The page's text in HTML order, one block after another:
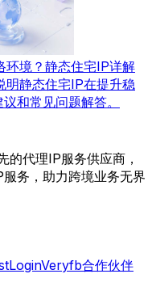
环境？静态住宅IP详解
明静态住宅IP在提升稳
和常见问题解答。
的代理IP服务供应商，
务，助力跨境业务无界
Veryfb合作伙伴